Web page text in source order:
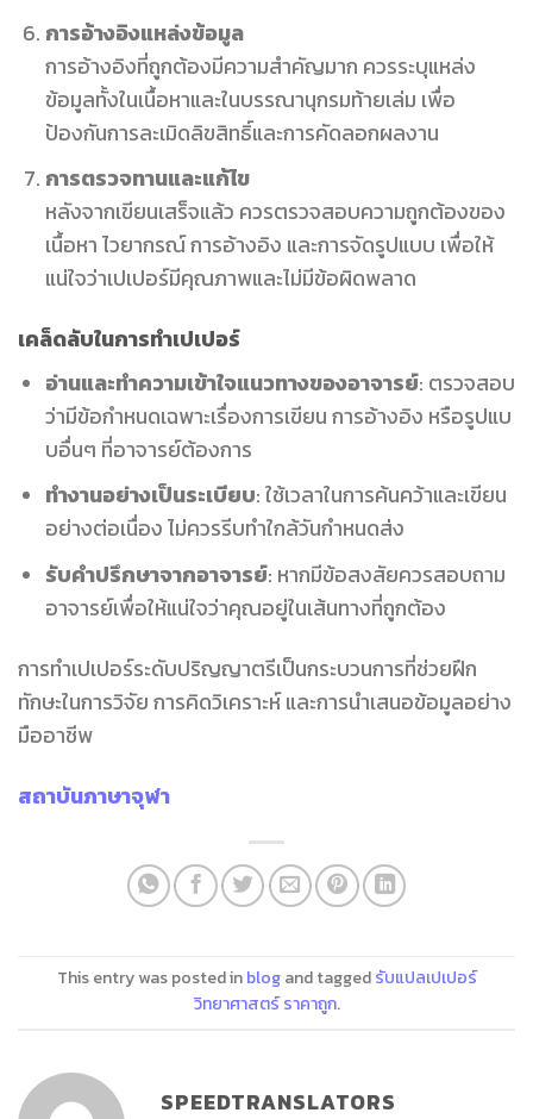
การอ้างอิงแหล่งข้อมูล
การอ้างอิงที่ถูกต้องมีความสำคัญมาก ควรระบุแหล่ง
ข้อมูลทั้งในเนื้อหาและในบรรณานุกรมท้ายเล่ม เพื่อ
ป้องกันการละเมิดลิขสิทธิ์และการคัดลอกผลงาน
การตรวจทานและแก้ไข
หลังจากเขียนเสร็จแล้ว ควรตรวจสอบความถูกต้องของ
เนื้อหา ไวยากรณ์ การอ้างอิง และการจัดรูปแบบ เพื่อให้
แน่ใจว่าเปเปอร์มีคุณภาพและไม่มีข้อผิดพลาด
เคล็ดลับในการทำเปเปอร์
อ่านและทำความเข้าใจแนวทางของอาจารย์: ตรวจสอบ
ว่ามีข้อกำหนดเฉพาะเรื่องการเขียน การอ้างอิง หรือรูปแบ
บอื่นๆ ที่อาจารย์ต้องการ
ทำงานอย่างเป็นระเบียบ: ใช้เวลาในการค้นคว้าและเขียน
อย่างต่อเนื่อง ไม่ควรรีบทำใกล้วันกำหนดส่ง
รับคำปรึกษาจากอาจารย์: หากมีข้อสงสัยควรสอบถาม
อาจารย์เพื่อให้แน่ใจว่าคุณอยู่ในเส้นทางที่ถูกต้อง
การทำเปเปอร์ระดับปริญญาตรีเป็นกระบวนการที่ช่วยฝึก
ทักษะในการวิจัย การคิดวิเคราะห์ และการนำเสนอข้อมูลอย่าง
มืออาชีพ
สถาบันภาษาจุฬา
This entry was posted inblogand taggedรับแปลเปเปอร์
วิทยาศาสตร์ ราคาถูก.
SPEEDTRANSLATORS